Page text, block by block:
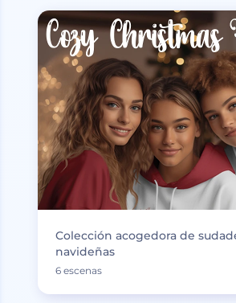
Colección acogedora de
navideñas
6 escenas